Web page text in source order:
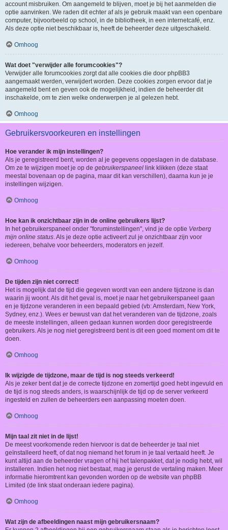
account misbruiken. Om aangemeld te blijven, moet je bij het aanmelden die
optie aanvinken. We raden dit echter af als je gebruik maakt van een openbare
computer, bijvoorbeeld op school, in de bibliotheek, in een internetcafé, enz.
Als deze optie niet beschikbaar is, heeft de beheerder deze uitgeschakeld.
Omhoog
Wat doet "verwijder alle forumcookies"?
Verwijder alle forumcookies zorgt dat alle cookies die door phpBB3
aangemaakt werden, verwijdert worden. Deze cookies zorgen ervoor dat je
aangemeld bent en geven ook de mogelijkheid, indien de beheerder dit
inschakelde, om te zien welke onderwerpen je al gelezen hebt.
Omhoog
Gebruikersvoorkeuren en instellingen
Hoe verander ik mijn instellingen?
Als je geregistreerd bent, worden al je gegevens opgeslagen in de database.
Om ze te wijzigen moet je op de gebruikerspaneel link klikken (deze staat
meestal bovenaan op de pagina, maar dit kan verschillen), daarna kun je je
instellingen wijzigen.
Omhoog
Hoe kan ik onzichtbaar zijn in de online gebruikers lijst?
In het gebruikerspaneel onder "foruminstellingen", vind je de optie Verberg
mijn online status. Als je deze optie activeert zul je onzichtbaar zijn voor
iedereen, behalve voor beheerders, moderators en jezelf.
Omhoog
De tijden zijn niet correct!
Het is mogelijk dat de tijd die gegeven wordt van een andere tijdzone is dan
waarin jij woont. Als dit het geval is, moet je naar het gebruikerspaneel gaan
en je tijdzone veranderen in een bepaald gebied (vb: Amsterdam, New York,
Sydney, enz.). Wees er bewust van dat het veranderen van de tijdzone, zoals
de meeste instellingen, alleen gedaan kunnen worden door geregistreerde
gebruikers. Als je nog niet geregistreerd bent is dit een goed moment om dit te
doen.
Omhoog
Ik wijzigde de tijdzone, maar de tijd is nog steeds verkeerd!
Als je zeker bent dat je de correcte tijdzone en zomertijd goed hebt ingevuld en
de tijd is nog steeds anders, is waarschijnlijk de tijd op de server verkeerd
ingesteld en zullen de beheerders een aanpassing moeten doen.
Omhoog
Mijn taal zit niet in de lijst!
De meest voorkomende reden hiervoor is dat de beheerder je taal niet
geïnstalleerd heeft, of dat nog niemand het forum in je taal vertaald heeft. Je
kunt altijd aan de beheerder vragen of hij het talenpakket, dat je nodig hebt, wil
installeren. Indien het nog niet bestaat, mag je gerust de vertaling maken. Meer
informatie hieromtrent kan gevonden worden op de website van phpBB
Limited (de link staat onderaan iedere pagina).
Omhoog
Wat zijn de afbeeldingen naast mijn gebruikersnaam?